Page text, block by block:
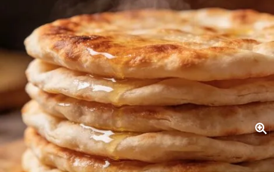
Рецепт лепешек с творогом и сыром - для приготовления даже
духовка не нужна: проще некуда